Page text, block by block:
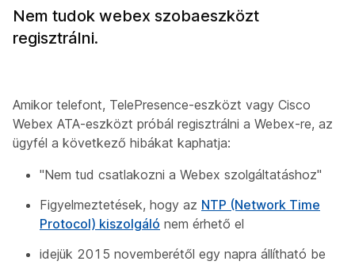
Nem tudok webex szobaeszközt
regisztrálni.
Amikor telefont, TelePresence-eszközt vagy Cisco
Webex ATA-eszközt próbál regisztrálni a Webex-re, az
ügyfél a következő hibákat kaphatja:
"Nem tud csatlakozni a Webex szolgáltatáshoz"
Figyelmeztetések, hogy az NTP (Network Time
Protocol) kiszolgáló nem érhető el
idejük 2015 novemberétől egy napra állítható be